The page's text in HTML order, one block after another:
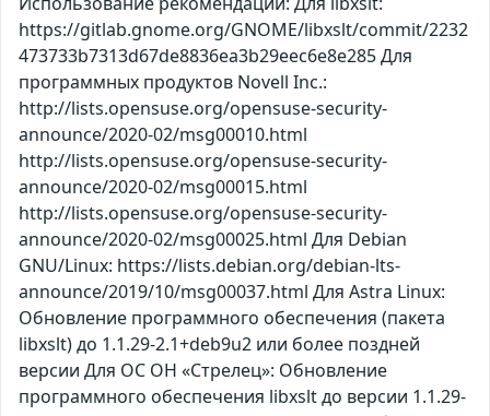
https://gitlab.gnome.org/GNOME/libxslt/commit/2232
473733b7313d67de8836ea3b29eec6e8e285 Для
программных продуктов Novell Inc.:
http://lists.opensuse.org/opensuse-security-
announce/2020-02/msg00010.html
http://lists.opensuse.org/opensuse-security-
announce/2020-02/msg00015.html
http://lists.opensuse.org/opensuse-security-
announce/2020-02/msg00025.html Для Debian
GNU/Linux: https://lists.debian.org/debian-lts-
announce/2019/10/msg00037.html Для Astra Linux:
Обновление программного обеспечения (пакета
libxslt) до 1.1.29-2.1+deb9u2 или более поздней
версии Для ОС ОН «Стрелец»: Обновление
программного обеспечения libxslt до версии 1.1.29-